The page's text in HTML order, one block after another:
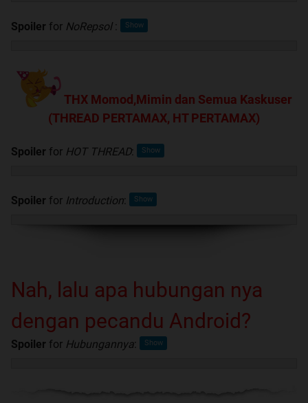
Spoiler for NoRepsol :
THX Momod,Mimin dan Semua Kaskuser
(THREAD PERTAMAX, HT PERTAMAX)
Spoiler for HOT THREAD:
Spoiler for Introduction:
Nah, lalu apa hubungan nya
dengan pecandu Android?
Spoiler for Hubungannya: